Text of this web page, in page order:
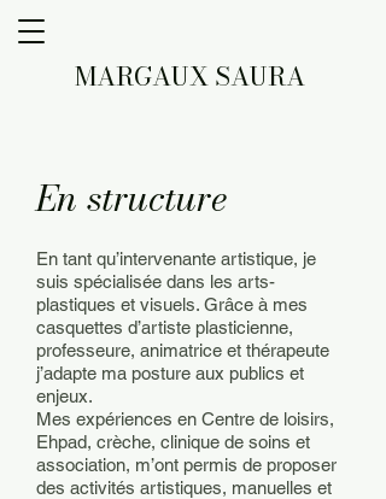
MARGAUX SAURA
En structure
En tant qu’intervenante artistique, je
suis spécialisée dans les arts-
plastiques et visuels. Grâce à mes
casquettes d’artiste plasticienne,
professeure, animatrice et thérapeute
j’adapte ma posture aux publics et
enjeux.
Mes expériences en Centre de loisirs,
Ehpad, crèche, clinique de soins et
association, m’ont permis de proposer
des activités artistiques, manuelles et